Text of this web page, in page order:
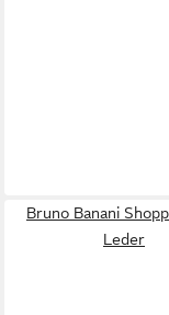
Bruno Banani
Leder